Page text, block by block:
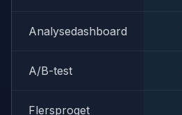
Analysedashboard
A/B-test
Flersproget